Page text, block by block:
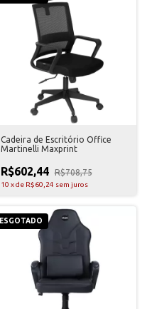
Cadeira de Escritório Office
Martinelli Maxprint
R$602,44 R$708,75
10 xde R$60,24 sem juros
ESGOTADO